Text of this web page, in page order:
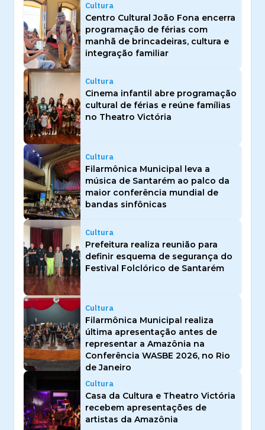
Cultura
Centro Cultural João Fona encerra
programação de férias com
manhã de brincadeiras, cultura e
integração familiar
Cultura
Cinema infantil abre programação
cultural de férias e reúne famílias
no Theatro Victória
Cultura
Filarmônica Municipal leva a
música de Santarém ao palco da
maior conferência mundial de
bandas sinfônicas
Cultura
Prefeitura realiza reunião para
definir esquema de segurança do
Festival Folclórico de Santarém
Cultura
Filarmônica Municipal realiza
última apresentação antes de
representar a Amazônia na
Conferência WASBE 2026, no Rio
de Janeiro
Cultura
Casa da Cultura e Theatro Victória
recebem apresentações de
artistas da Amazônia